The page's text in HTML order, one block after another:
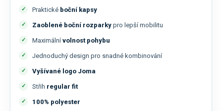
Praktické boční kapsy
Zaoblené boční rozparky pro lepší mobilitu
Maximální volnost pohybu
Jednoduchý design pro snadné kombinování
Vyšívané logo Joma
Střih regular fit
100% polyester